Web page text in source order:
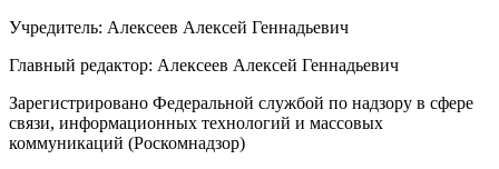
Учредитель: Алексеев Алексей Геннадьевич
Главный редактор: Алексеев Алексей Геннадьевич
Зарегистрировано Федеральной службой по надзору в сфере
связи, информационных технологий и массовых
коммуникаций (Роскомнадзор)